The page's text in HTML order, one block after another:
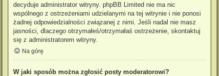
decyduje administrator witryny. phpBB Limited nie ma nic
wspólnego z ostrzeżeniami udzielanymi na tej witrynie i nie ponosi
żadnej odpowiedzialności związanej z nimi. Jeśli nadal nie masz
jasności, dlaczego otrzymałeś/otrzymałaś ostrzeżenie, skontaktuj
się z administratorem witryny.
Na górę
W jaki sposób można zgłosić posty moderatorowi?